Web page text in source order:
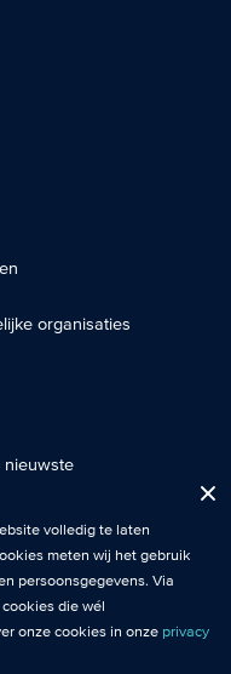
organisaties
nieuwste
werken.
meten wij het gebruik van
het functioneren van de
volledig te laten
meten wij het gebruik
persoonsgegevens. Via
die wél
onze cookies in onze privacy